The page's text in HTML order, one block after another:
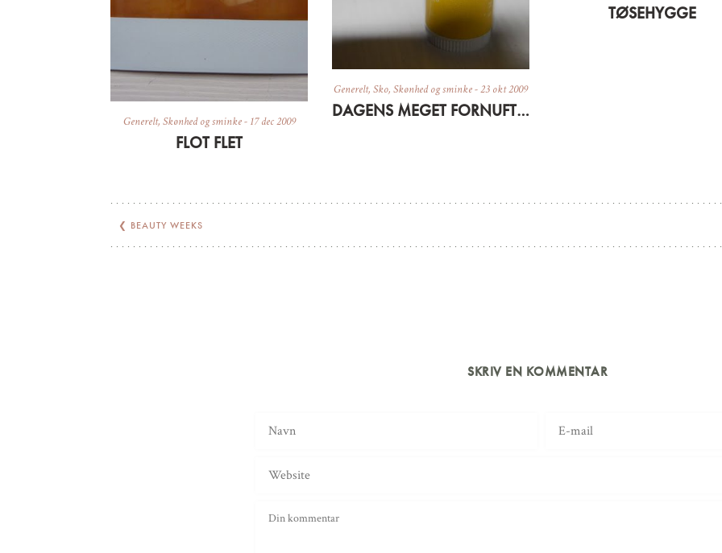
Generelt, Skønhed og sminke- 17 dec 2009
FLOT FLET
Generelt, Sko, Skønhed og sminke-23 okt 2009
DAGENS MEGET FORNUFTIGE INDKØB
TØSEHYGGE
❮ BEAUTY WEEKS
SKRIV EN KOMMENTAR